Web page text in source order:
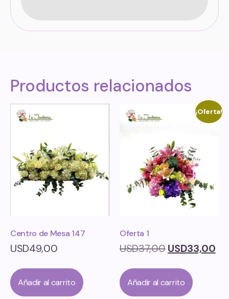
Productos relacionados
Centro de Mesa 147
USD49,00
Añadir al carrito
¡Oferta!
Oferta 1
USD37,00 USD33,00
Añadir al carrito